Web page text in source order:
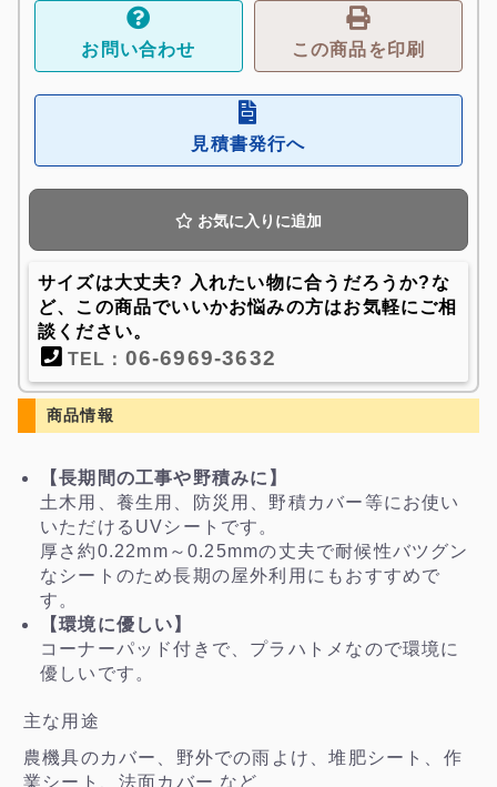
お問い合わせ この商品を印刷
見積書発行へ
お気に入りに追加
サイズは大丈夫? 入れたい物に合うだろうか?な
ど、この商品でいいかお悩みの方はお気軽にご相
談ください。
TEL： 06-6969-3632
商品情報
【長期間の工事や野積みに】
土木用、養生用、防災用、野積カバー等にお使い
いただけるUVシートです。
厚さ約0.22mm～0.25mmの丈夫で耐候性バツグン
なシートのため長期の屋外利用にもおすすめで
す。
【環境に優しい】
コーナーパッド付きで、プラハトメなので環境に
優しいです。
主な用途
農機具のカバー、野外での雨よけ、堆肥シート、作
業シート、法面カバー など